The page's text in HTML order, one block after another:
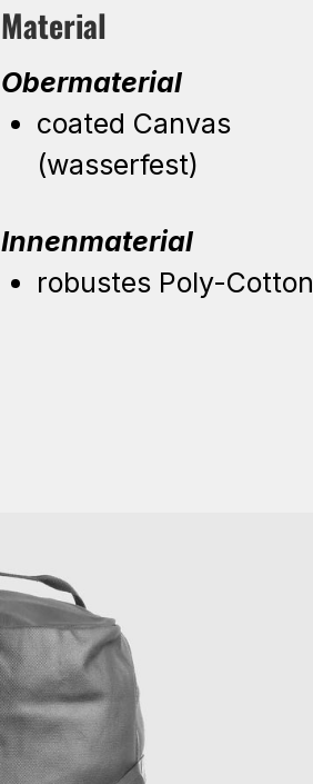
Material
Obermaterial
coated Canvas
(wasserfest)
Innenmaterial
robustes Poly-Cotton